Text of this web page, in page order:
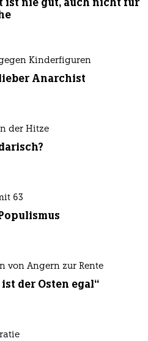
Kinderfiguren
Anarchist
der Hitze
63
von Angern zur Rente
der Osten egal“